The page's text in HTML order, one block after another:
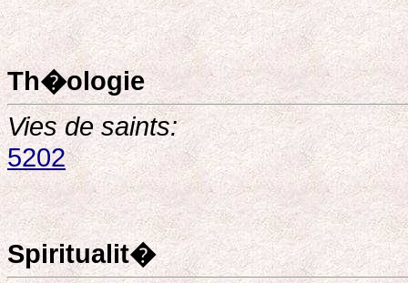
Th�ologie
Vies de saints:
5202
Spiritualit�